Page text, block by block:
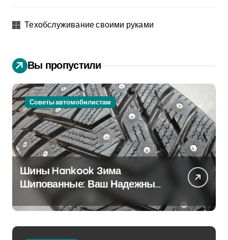
Техобслуживание своими руками
Вы пропустили
Советы автомобилистам
Шины Hankook Зима
Шипованные: Ваш Надежный
Партнёр на Снежных Дорогах